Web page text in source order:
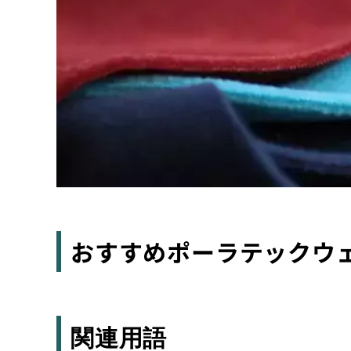
おすすめポーラテックウ
関連用語